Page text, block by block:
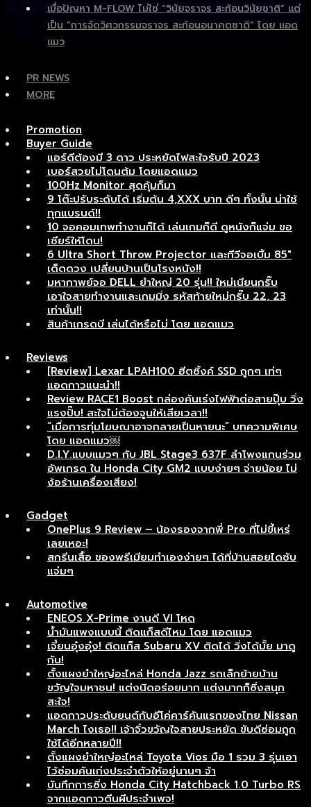
เมื่อปัญหา M-FLOW ไม่ใช่ “วินัยจราจร สะท้อนวินัยชาติ” แต่
เป็น “การจัดวิศวกรรมจราจร สะท้อนอนาคตชาติ” โดย แอด
แมว
PR NEWS
MORE
Promotion
Buyer Guide
แอร์ดีต้องมี 3 ดาว ประหยัดไฟสะใจรับปี 2023
เบอร์สวยไม่โดนต้ม โดยแอดแมว
100Hz Monitor สุดคุ้มก็มา
9 โต๊ะปรับระดับได้ เริ่มต้น 4,XXX บาท ดีๆ ทั้งนั้น น่าใช้
ทุกแบรนด์!!
10 จอคอมเทพทำงานก็ได้ เล่นเกมก็ดี ดูหนังก็แจ่ม ขอ
เชียร์ให้โดน!
6 Ultra Short Throw Projector และทีวีจอเบิ้ม 85″
เด็ดดวง เปลี่ยนบ้านเป็นโรงหนัง!!
มหากาพย์จอ DELL ยำใหญ่ 20 รุ่น!! ใหม่เนียนกริ๊บ
เอาใจสายทำงานและเกมมิ่ง รหัสท้ายใหม่กริ๊บ 22, 23
เท่านั้น!!
สินค้าเกรดบี เล่นได้หรือไม่ โดย แอดแมว
Reviews
[Review] Lexar LPAH100 ฮีตซิ้งค์ SSD ถูกๆ เท่ๆ
แอดกาวแนะนำ!!
Review RACE1 Boost กล่องคันเร่งไฟฟ้าต่อสายปุ๊บ วิ่ง
แรงปั๊บ! สะใจไม่ต้องจูนให้เสียเวลา!!
“เมื่อการทุ่มโฆษณาอาจกลายเป็นหายนะ” บทความพิเศษ
โดย แอดแมว￼
D.I.Y.แบบแมวๆ กับ JBL Stage3 637F ลำโพงแกนร่วม
อัพเกรด ใน Honda City GM2 แบบง่ายๆ จ่ายน้อย ไม่
ง้อร้านเครื่องเสียง!
Gadget
OnePlus 9 Review – น้องรองจากพี่ Pro ที่ไม่ขี้เหร่
เลยเหอะ!
สกรีนเสื้อ ของพรีเมียมทำเองง่ายๆ ได้ที่บ้านสอยไดซับ
แจ่มๆ
Automotive
ENEOS X-Prime งานดี VI โหด
น้ำมันแพงแบบนี้ ติดแก็สดีไหม โดย แอดแมว
เจี๋ยนอุ๋งอุ๋ง! ติดแก็ส Subaru XV ติดได้ วิ่งได้มั้ย มาดู
กัน!
ตั้งแผงยำใหญ่อะไหล่ Honda Jazz รถเล็กย้ายบ้าน
ขวัญใจมหาชน! แต่งนิดอร่อยมาก แต่งมากก็ซิ่งสนุก
สะใจ!
แอดกาวประดับยนต์กับอีโค่คาร์คันแรกของไทย Nissan
March ไงเธอ!! เจ้าจิ๋วขวัญใจสายประหยัด ขับดีซ่อมถูก
ใช้ได้อีกหลายปี!!
ตั้งแผงยำใหญ่อะไหล่ Toyota Vios มือ 1 รวม 3 รุ่นเอา
ไว้ซ่อมคันเก่งประจำตัวให้อยู่นานๆ จ้า
บันทึกการซิ่ง Honda City Hatchback 1.0 Turbo RS
จากแอดกาวตีนผีประจำเพจ!